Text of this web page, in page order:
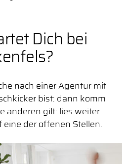
Dich bei
nach einer Agentur mit
bist: dann komm
anderen gilt: lies weiter
der offenen Stellen.